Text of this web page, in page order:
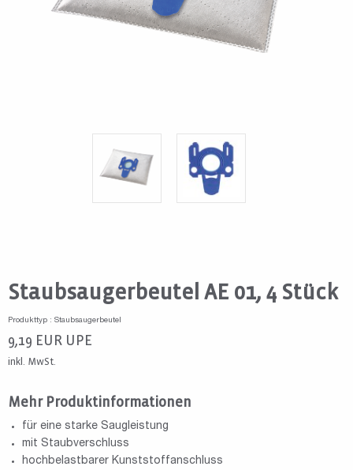
Staubsaugerbeutel AE 01, 4 Stück
Produkttyp : Staubsaugerbeutel
9,19 EUR UPE
inkl. MwSt.
Mehr Produktinformationen
für eine starke Saugleistung
mit Staubverschluss
hochbelastbarer Kunststoffanschluss